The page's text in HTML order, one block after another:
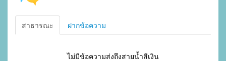
สาธารณะ ฝากข้อความ
ไม่มีข้อความส่งถึงสายน้ำสีเงิน